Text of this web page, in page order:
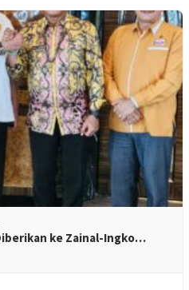
ke Zainal-Ingko…